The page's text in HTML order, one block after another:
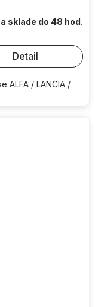
sklade do 48 hod.
Detail
ALFA / LANCIA /